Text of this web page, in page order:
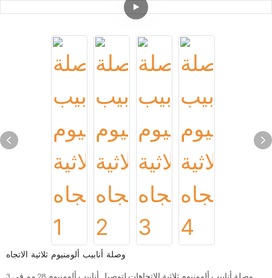
وصلة أنابيب ألومنيوم ثلاثية الاتجاه